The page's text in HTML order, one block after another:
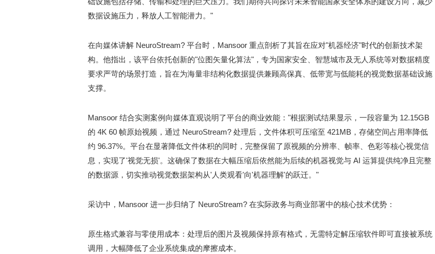
数据设施压力，释放人工智能潜力。"
在向媒体讲解 NeuroStream? 平台时，Mansoor 重点剖析了其旨在应对"机器经济"时代的创新技术架
构。他指出，该平台依托创新的"位图矢量化算法"，专为国家安全、智慧城市及无人系统等对数据精度
要求严苛的场景打造，旨在为海量非结构化数据提供兼顾高保真、低带宽与低能耗的视觉数据基础设施
支撑。
Mansoor 结合实测案例向媒体直观说明了平台的商业效能："根据测试结果显示，一段容量为 12.15GB
的 4K 60 帧原始视频，通过 NeuroStream? 处理后，文件体积可压缩至 421MB，存储空间占用率降低
约 96.37%。平台在显著降低文件体积的同时，完整保留了原视频的分辨率、帧率、色彩等核心视觉信
息，实现了'视觉无损'。这确保了数据在大幅压缩后依然能为后续的机器视觉与 AI 运算提供纯净且完整
的数据源，切实推动视觉数据架构从'人类观看'向'机器理解'的跃迁。"
采访中，Mansoor 进一步归纳了 NeuroStream? 在实际政务与商业部署中的核心技术优势：
原生格式兼容与零使用成本 ：处理后的图片及视频保持原有格式，无需特定解压缩软件即可直接被系统
调用，大幅降低了企业系统集成的摩擦成本。